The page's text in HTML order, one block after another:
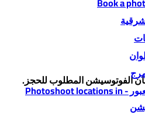
المطلوب للحجز.
اماكن فوتوسيشن فى العبور - Photoshoot locations in